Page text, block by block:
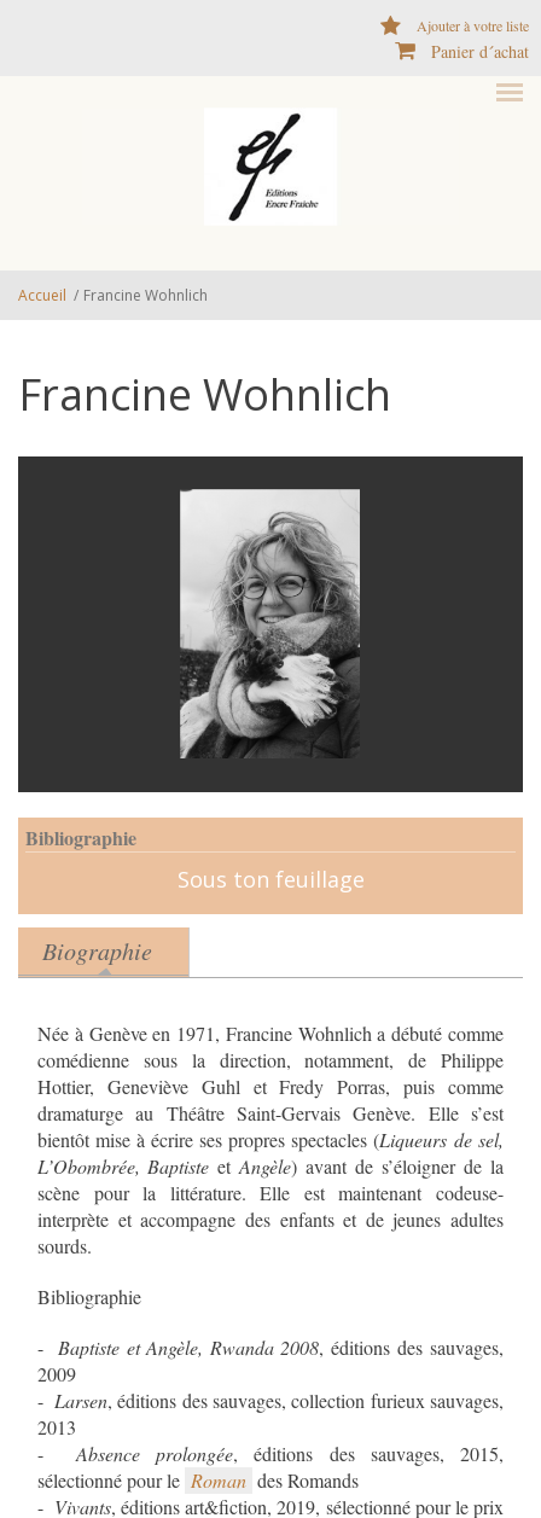
Ajouter à votre liste
Panier d´achat
Accueil / Francine Wohnlich
Francine Wohnlich
Bibliographie
Sous ton feuillage
Product tabs
Biographie
(onglet actif)
Née à Genève en 1971, Francine Wohnlich a débuté comme
comédienne sous la direction, notamment, de Philippe
Hottier, Geneviève Guhl et Fredy Porras, puis comme
dramaturge au Théâtre Saint-Gervais Genève. Elle s’est
bientôt mise à écrire ses propres spectacles (Liqueurs de sel,
L’Obombrée, Baptiste etAngèle) avant de s’éloigner de la
scène pour la littérature. Elle est maintenant codeuse-
interprète et accompagne des enfants et de jeunes adultes
sourds.
Bibliographie
- Baptiste et Angèle, Rwanda 2008, éditions des sauvages,
2009
- Larsen, éditions des sauvages, collection furieux sauvages,
2013
-Absence prolongée, éditions des sauvages, 2015,
sélectionné pour le Roman des Romands
- Vivants, éditions art&fiction, 2019, sélectionné pour le prix